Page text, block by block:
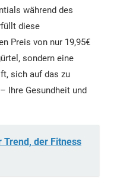
während des
diese
Preis von nur 19,95€
sondern eine
sich auf das zu
Ihre Gesundheit und
Trend, der Fitness